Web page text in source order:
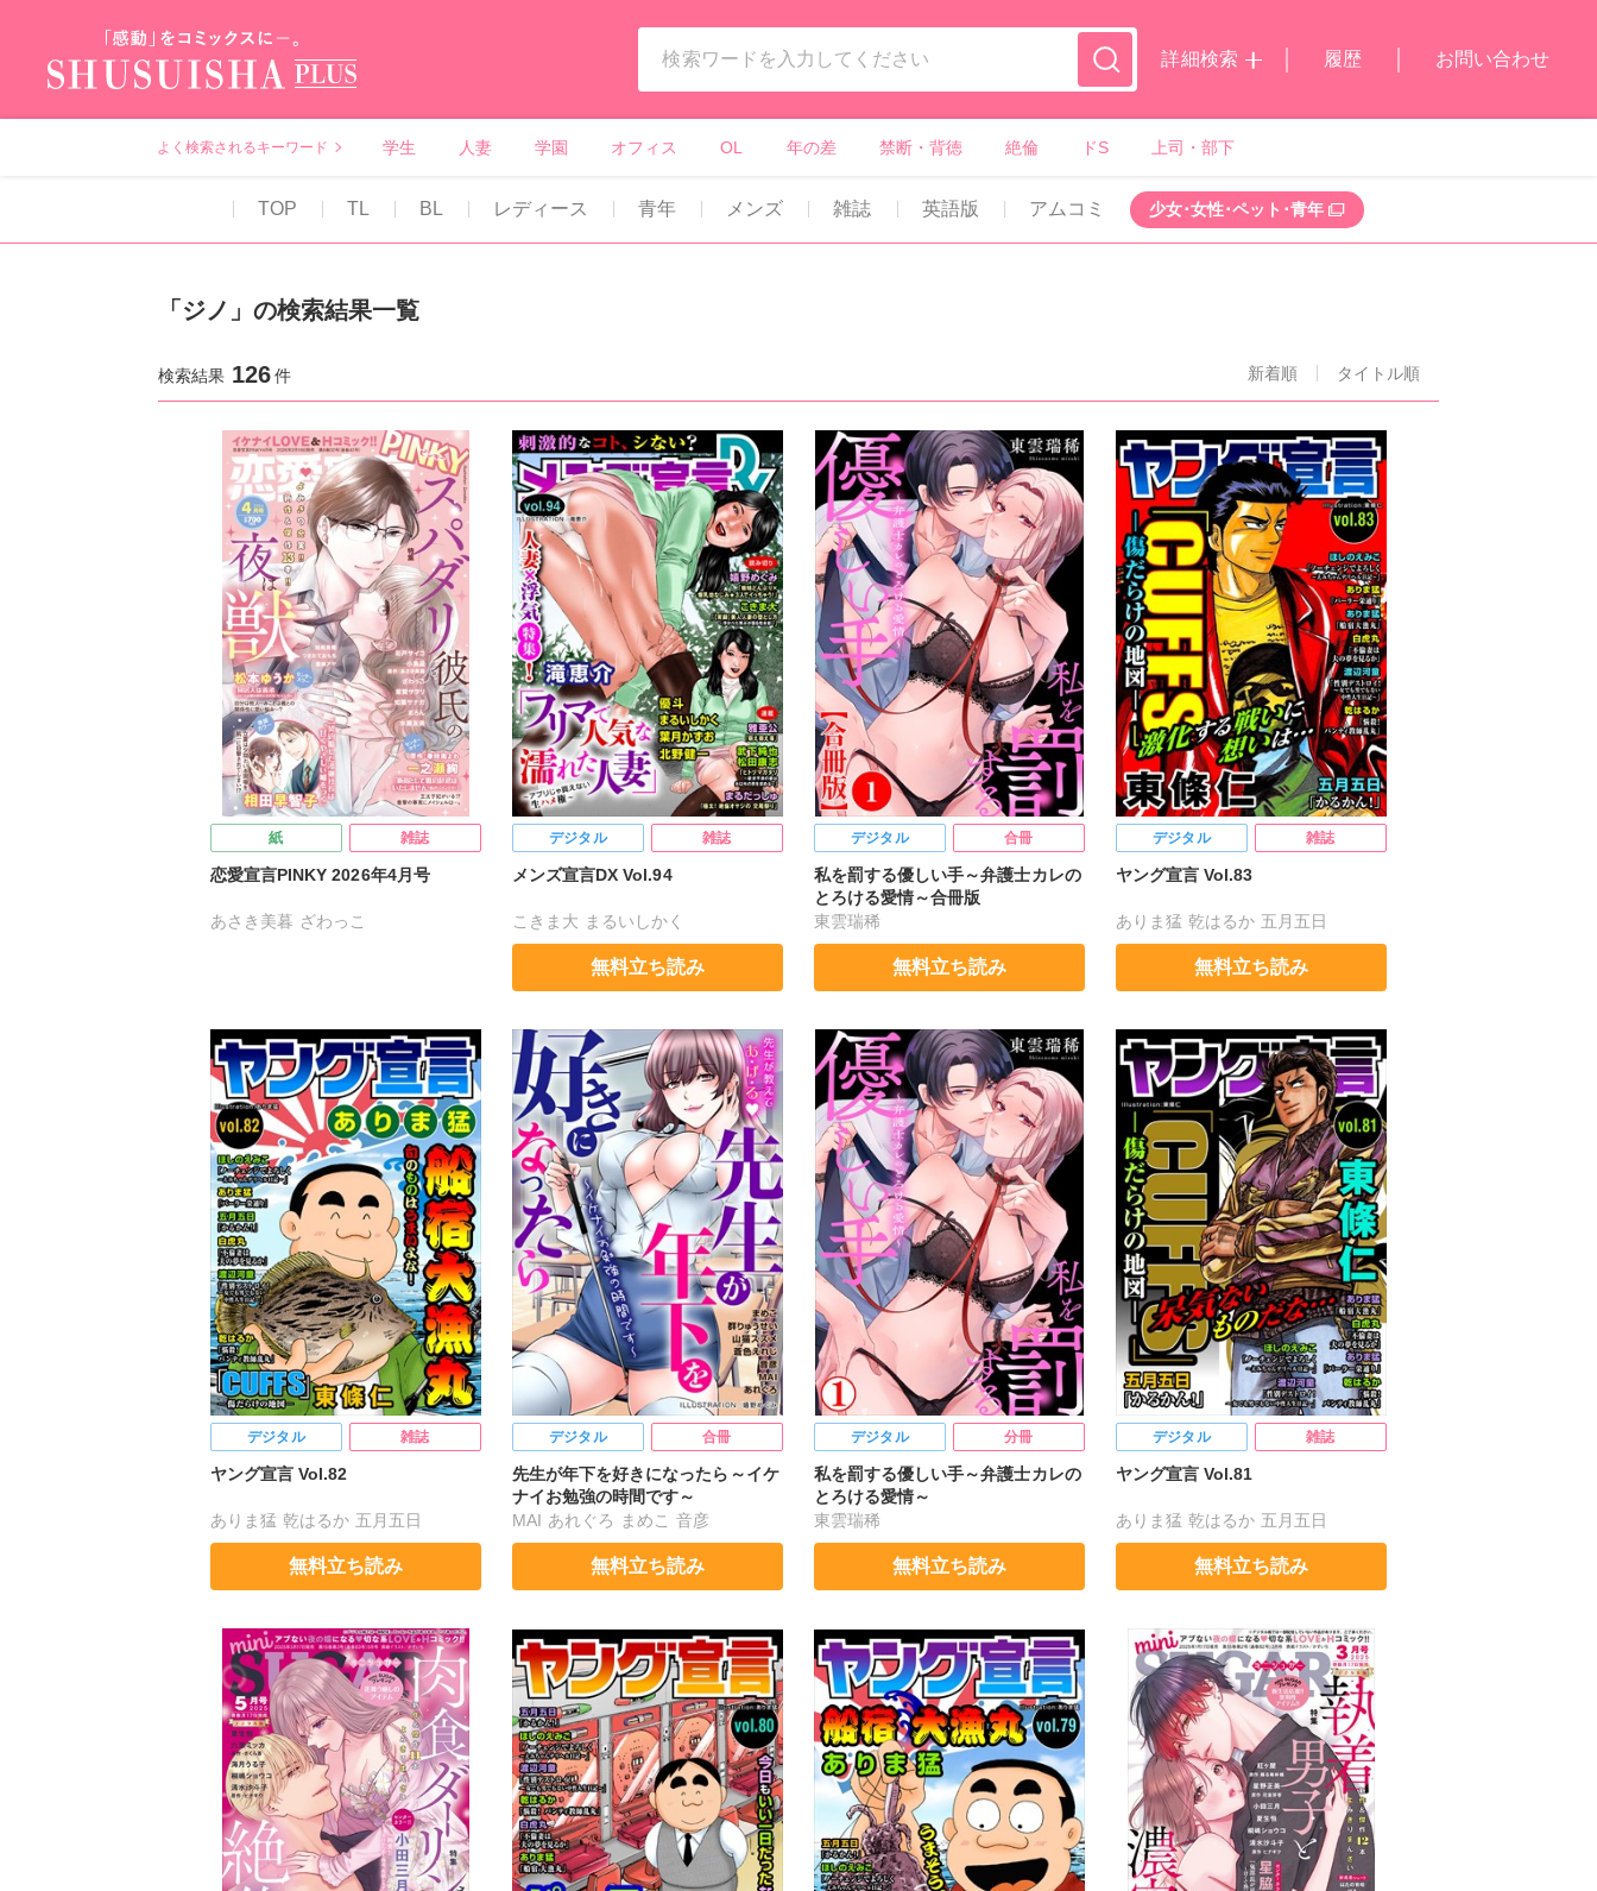
詳細検索
履歴 お問い合わせ
よく検索されるキーワード 学生 人妻 学園 オフィス OL 年の差 禁断・背徳 絶倫 ドS 上司・部下
TOP TL BL レディース 青年 メンズ 雑誌 英語版 アムコミ 少女･女性･ペット･青年
「ジノ」の検索結果一覧
検索結果 126 件 新着順 タイトル順
紙 雑誌
恋愛宣言PINKY 2026年4月号
あさき美暮 ざわっこ
知葉サナガ 妹尾美穂 蜜蜂アヤ
六原ミッカ 春時雨よわ 芳乃カオル
伊藤悶
デジタル 雑誌
メンズ宣言DX Vol.94
こきま大 まるいしかく
まるだっしゅ
滝恵介
武下純也
無料立ち読み
デジタル 合冊
私を罰する優しい手～弁護士カレの
とろける愛情～合冊版
東雲瑞稀
無料立ち読み
デジタル 雑誌
ヤング宣言 Vol.83
ありま猛 乾はるか 五月五日
渡辺河童
ほしのえみこ
無料立ち読み
デジタル 雑誌
ヤング宣言 Vol.82
ありま猛 乾はるか 五月五日
渡辺河童
東條仁
白虎丸
ほしのえみこ
無料立ち読み
デジタル 合冊
先生が年下を好きになったら～イケ
ナイお勉強の時間です～
MAI あれぐろ まめこ 音彦
嬉野めぐみ
群りゅうせい
山猫スズメ 蒼色えれじ
無料立ち読み
デジタル 分冊
私を罰する優しい手～弁護士カレの
とろける愛情～
東雲瑞稀
無料立ち読み
デジタル 雑誌
ヤング宣言 Vol.81
ありま猛 乾はるか 五月五日
渡辺河童
東條仁
白虎丸
ほしのえみこ
無料立ち読み